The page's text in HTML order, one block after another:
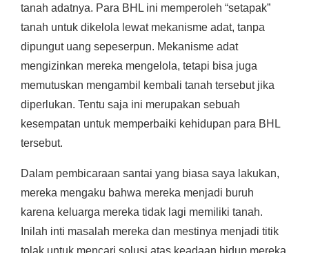
tanah adatnya. Para BHL ini memperoleh “setapak”
tanah untuk dikelola lewat mekanisme adat, tanpa
dipungut uang sepeserpun. Mekanisme adat
mengizinkan mereka mengelola, tetapi bisa juga
memutuskan mengambil kembali tanah tersebut jika
diperlukan. Tentu saja ini merupakan sebuah
kesempatan untuk memperbaiki kehidupan para BHL
tersebut.
Dalam pembicaraan santai yang biasa saya lakukan,
mereka mengaku bahwa mereka menjadi buruh
karena keluarga mereka tidak lagi memiliki tanah.
Inilah inti masalah mereka dan mestinya menjadi titik
tolak untuk mencari solusi atas keadaan hidup mereka